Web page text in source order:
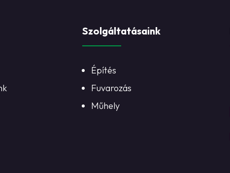
Szolgáltatásaink
Építés
Fuvarozás
Műhely